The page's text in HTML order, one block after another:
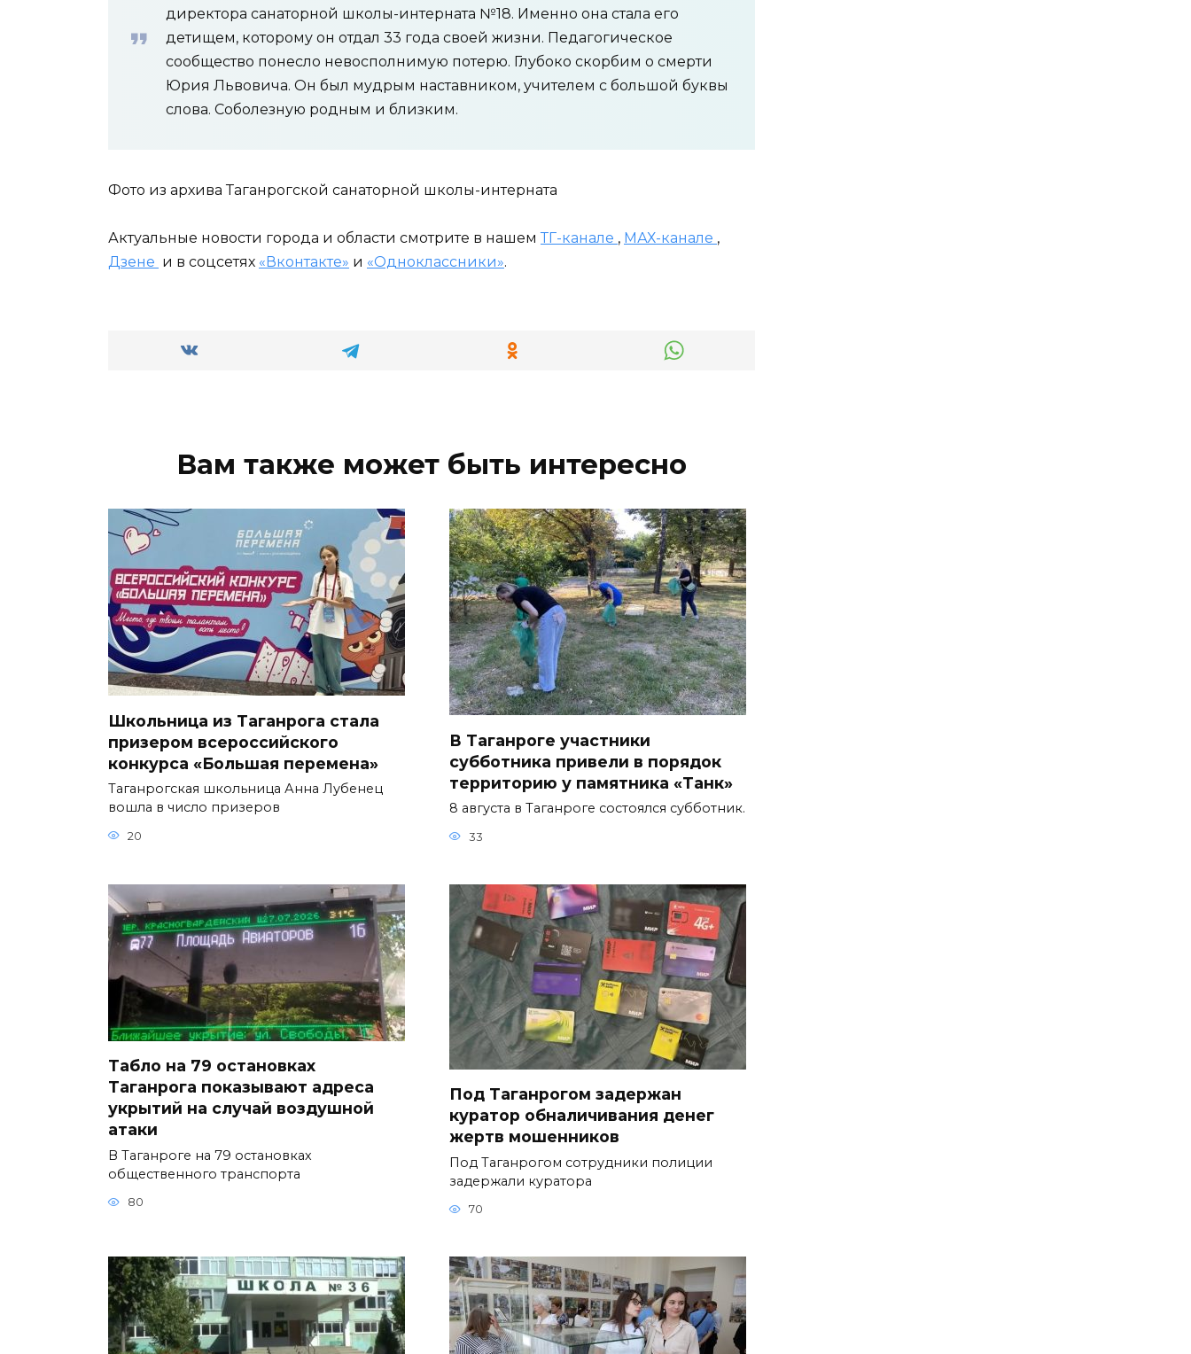
директора санаторной школы-интерната №18. Именно она стала его
детищем, которому он отдал 33 года своей жизни. Педагогическое
сообщество понесло невосполнимую потерю. Глубоко скорбим о смерти
Юрия Львовича. Он был мудрым наставником, учителем с большой буквы
слова. Соболезную родным и близким.
Фото из архива Таганрогской санаторной школы-интерната
Актуальные новости города и области смотрите в нашем ТГ-канале , МАХ-канале ,
Дзене и в соцсетях «Вконтакте» и «Одноклассники».
Вам также может быть интересно
Школьница из Таганрога стала
призером всероссийского
конкурса «Большая перемена»
Таганрогская школьница Анна Лубенец
вошла в число призеров
20
В Таганроге участники
субботника привели в порядок
территорию у памятника «Танк»
8 августа в Таганроге состоялся субботник.
33
Табло на 79 остановках
Таганрога показывают адреса
укрытий на случай воздушной
атаки
В Таганроге на 79 остановках
общественного транспорта
80
Под Таганрогом задержан
куратор обналичивания денег
жертв мошенников
Под Таганрогом сотрудники полиции
задержали куратора
70